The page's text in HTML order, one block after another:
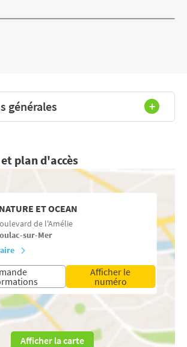
générales
plan d'accès
ET OCEAN
de l'Amélie
sur-Mer
Afficher le
numéro
Afficher la carte